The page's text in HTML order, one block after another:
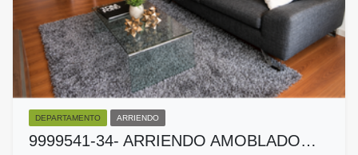
DEPARTAMENTO ARRIENDO
9999541-34- ARRIENDO AMOBLADO…